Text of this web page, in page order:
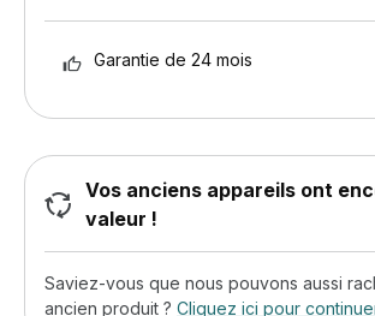
Garantie de 24 mois
Vos anciens appareils ont
valeur !
Saviez-vous que nous pouvons aussi
ancien produit ? Cliquez ici pour